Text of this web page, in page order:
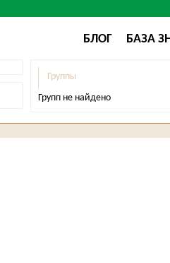
БЛОГ БАЗА
Группы
Групп не найдено